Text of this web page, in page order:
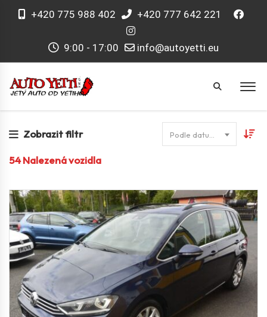
+420 775 988 402 +420 777 642 221
9:00 - 17:00 info@autoyetti.eu
Zobrazit filtr
54Nalezená vozidla